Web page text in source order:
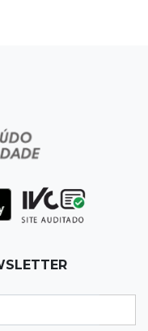
de padaria
dois dias e
na loja do pai